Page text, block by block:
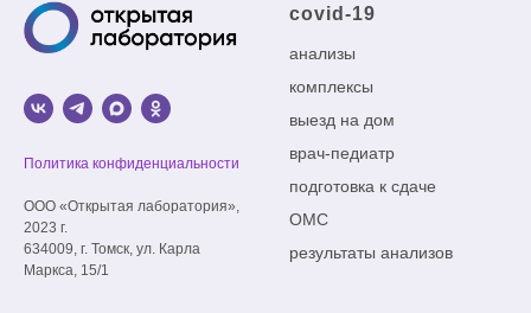
Политика конфиденциальности
ООО «Открытая лаборатория»,
2023 г.
634009, г. Томск, ул. Карла
Маркса, 15/1
covid-19
анализы
комплексы
выезд на дом
врач-педиатр
подготовка к сдаче
ОМС
результаты анализов